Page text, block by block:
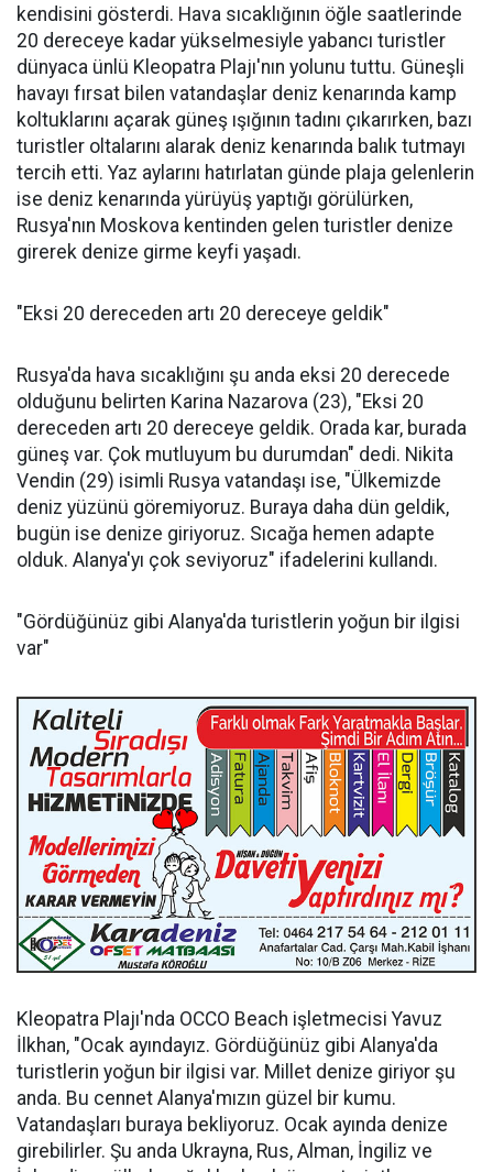
kendisini gösterdi. Hava sıcaklığının öğle saatlerinde
20 dereceye kadar yükselmesiyle yabancı turistler
dünyaca ünlü Kleopatra Plajı'nın yolunu tuttu. Güneşli
havayı fırsat bilen vatandaşlar deniz kenarında kamp
koltuklarını açarak güneş ışığının tadını çıkarırken, bazı
turistler oltalarını alarak deniz kenarında balık tutmayı
tercih etti. Yaz aylarını hatırlatan günde plaja gelenlerin
ise deniz kenarında yürüyüş yaptığı görülürken,
Rusya'nın Moskova kentinden gelen turistler denize
girerek denize girme keyfi yaşadı.
"Eksi 20 dereceden artı 20 dereceye geldik"
Rusya'da hava sıcaklığını şu anda eksi 20 derecede
olduğunu belirten Karina Nazarova (23), "Eksi 20
dereceden artı 20 dereceye geldik. Orada kar, burada
güneş var. Çok mutluyum bu durumdan" dedi. Nikita
Vendin (29) isimli Rusya vatandaşı ise, "Ülkemizde
deniz yüzünü göremiyoruz. Buraya daha dün geldik,
bugün ise denize giriyoruz. Sıcağa hemen adapte
olduk. Alanya'yı çok seviyoruz" ifadelerini kullandı.
"Gördüğünüz gibi Alanya'da turistlerin yoğun bir ilgisi
var"
Kleopatra Plajı'nda OCCO Beach işletmecisi Yavuz
İlkhan, "Ocak ayındayız. Gördüğünüz gibi Alanya'da
turistlerin yoğun bir ilgisi var. Millet denize giriyor şu
anda. Bu cennet Alanya'mızın güzel bir kumu.
Vatandaşları buraya bekliyoruz. Ocak ayında denize
girebilirler. Şu anda Ukrayna, Rus, Alman, İngiliz ve